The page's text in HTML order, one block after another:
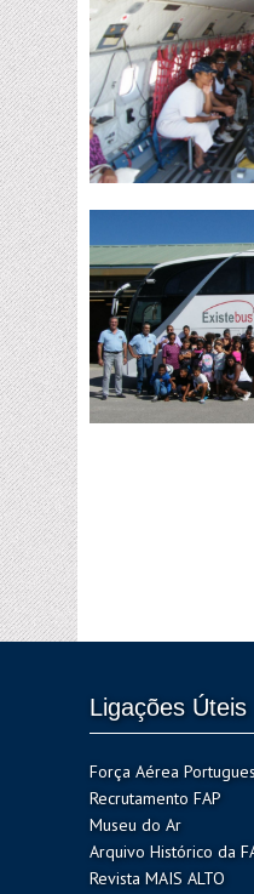
Ligações Úteis
Força Aérea
Recrutamento FAP
Museu do Ar
Arquivo Histórico da
Revista MAIS ALTO